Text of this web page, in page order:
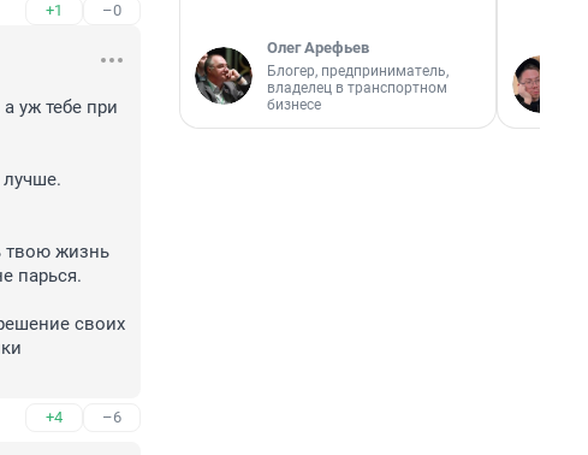
+1 –0
уж тебе при
твою жизнь
парься.
своих
+4 –6
Олег Арефьев
Блогер, предприниматель,
владелец в транспортном
бизнесе